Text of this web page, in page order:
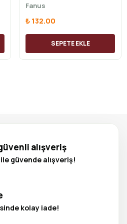
Fanus
₺ 132.00
SEPETE EKLE
alışveriş
ile güvende alışveriş!
kolay iade!